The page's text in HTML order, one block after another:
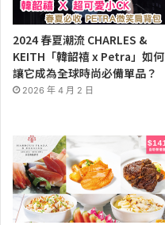
2024 春夏潮流 CHARLES &
KEITH「韓韶禧 x Petra」如何
讓它成為全球時尚必備單品？
2026 年 4 月 2 日